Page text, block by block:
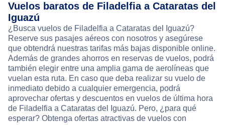
Vuelos baratos de Filadelfia a Cataratas del
Iguazú
¿Busca vuelos de Filadelfia a Cataratas del Iguazú?
Reserve sus pasajes aéreos con nosotros y asegúrese
que obtendrá nuestras tarifas más bajas disponible online.
Además de grandes ahorros en reservas de vuelos, podrá
también elegir entre una amplia gama de aerolíneas que
vuelan esta ruta. En caso que deba realizar su vuelo de
inmediato debido a cualquier emergencia, podrá
aprovechar ofertas y descuentos en vuelos de última hora
de Filadelfia a Cataratas del Iguazú. Pero, ¿para qué
esperar? Obtenga ofertas atractivas de vuelos con